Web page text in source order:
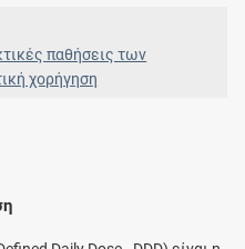
παθήσεις των
χορήγηση